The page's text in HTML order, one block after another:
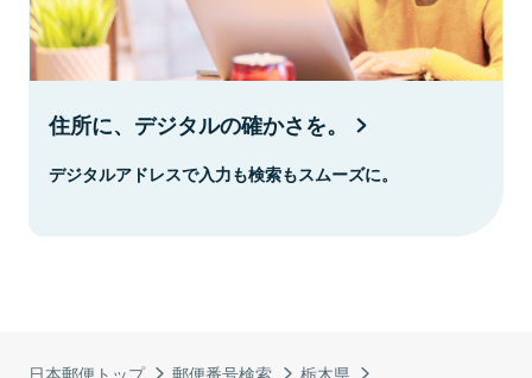
日本郵便トップ 郵便番号検索
栃木県
住所に、デジタルの確かさを。
デジタルアドレスで入力も検索もスムーズに。